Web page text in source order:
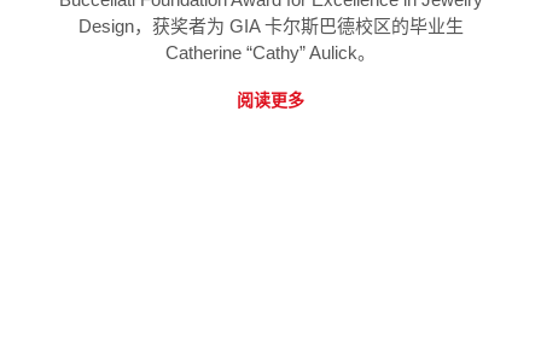
Design，获奖者为 GIA 卡尔斯巴德校区的毕业生
Catherine “Cathy” Aulick。
阅读更多